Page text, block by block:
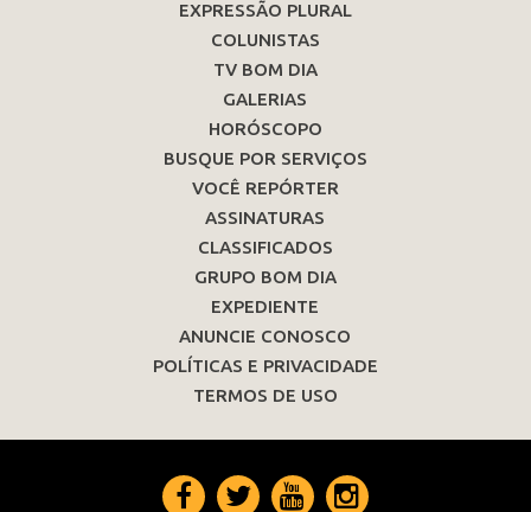
EXPRESSÃO PLURAL
COLUNISTAS
TV BOM DIA
GALERIAS
HORÓSCOPO
BUSQUE POR SERVIÇOS
VOCÊ REPÓRTER
ASSINATURAS
CLASSIFICADOS
GRUPO BOM DIA
EXPEDIENTE
ANUNCIE CONOSCO
POLÍTICAS E PRIVACIDADE
TERMOS DE USO